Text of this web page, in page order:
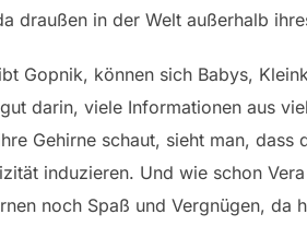
draußen in der Welt außerhalb
Gopnik, können sich Babys,
darin, viele Informationen aus
Gehirne schaut, sieht man, dass
induzieren. Und wie schon
noch Spaß und Vergnügen, da